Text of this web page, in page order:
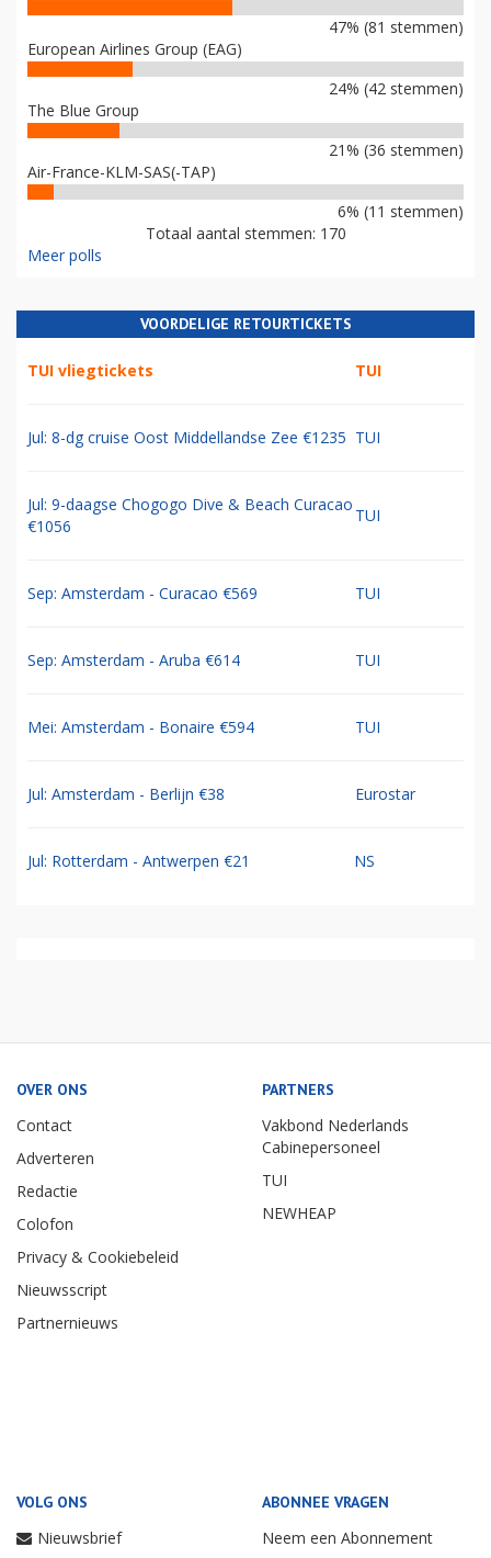
47% (81 stemmen)
European Airlines Group (EAG)
24% (42 stemmen)
The Blue Group
21% (36 stemmen)
Air-France-KLM-SAS(-TAP)
6% (11 stemmen)
Totaal aantal stemmen: 170
Meer polls
VOORDELIGE RETOURTICKETS
TUI vliegtickets TUI
Jul: 8-dg cruise Oost Middellandse Zee €1235 TUI
Jul: 9-daagse Chogogo Dive & Beach Curacao
€1056
TUI
Sep: Amsterdam - Curacao €569 TUI
Sep: Amsterdam - Aruba €614 TUI
Mei: Amsterdam - Bonaire €594 TUI
Jul: Amsterdam - Berlijn €38 Eurostar
Jul: Rotterdam - Antwerpen €21 NS
OVER ONS
Contact
Adverteren
Redactie
Colofon
Privacy & Cookiebeleid
Nieuwsscript
Partnernieuws
PARTNERS
Vakbond Nederlands
Cabinepersoneel
TUI
NEWHEAP
VOLG ONS
Nieuwsbrief
ABONNEE VRAGEN
Neem een Abonnement